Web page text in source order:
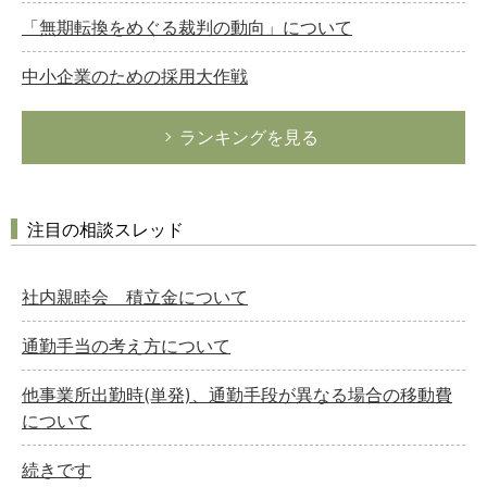
「無期転換をめぐる裁判の動向」について
中小企業のための採用大作戦
ランキングを見る
注目の相談スレッド
社内親睦会 積立金について
通勤手当の考え方について
他事業所出勤時(単発)、通勤手段が異なる場合の移動費
について
続きです